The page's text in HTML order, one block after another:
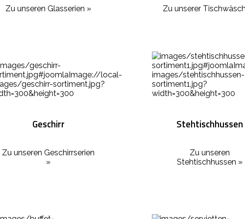
Zu unseren Glasserien » Zu unserer
Geschirr
Zu unseren Geschirrserien
»
Stehtischhussen
Zu unseren
Stehtischhussen »